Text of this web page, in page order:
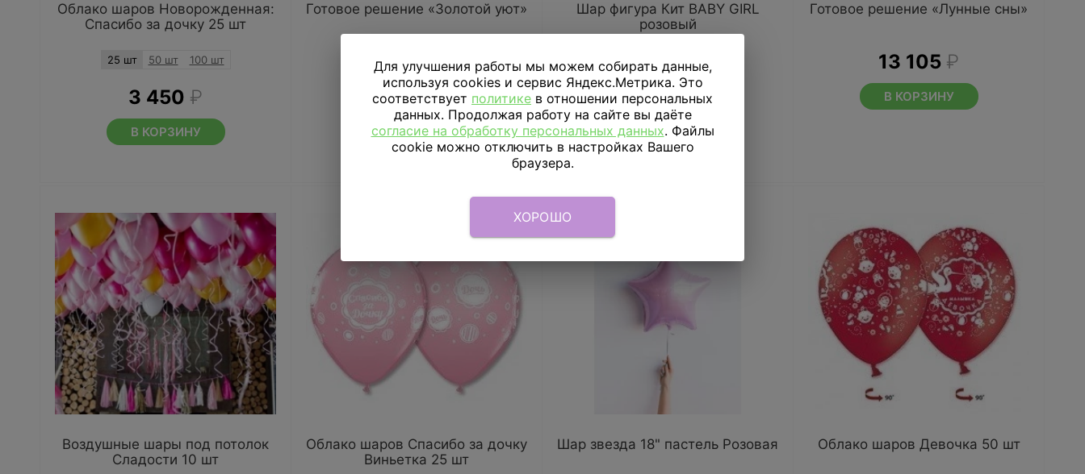
Облако шаров Новорожденная:
Спасибо за дочку 25 шт
25 шт 50 шт 100 шт
3 450 ₽
В КОРЗИНУ
Готовое решение «Золотой уют»
15 720₽
В КОРЗИНУ
Шар фигура Кит BABY GIRL
розовый
995₽
В КОРЗИНУ
Готовое решение «Лунные сны»
13 105 ₽
В КОРЗИНУ
Воздушные шары под потолок
Сладости 10 шт
Облако шаров Спасибо за дочку
Виньетка 25 шт
Шар звезда 18" пастель Розовая Облако шаров Девочка 50 шт
Для улучшения работы мы можем собирать данные,
используя cookies и сервис Яндекс.Метрика. Это
соответствует политике в отношении персональных
данных. Продолжая работу на сайте вы даёте
согласие на обработку персональных данных. Файлы
cookie можно отключить в настройках Вашего
браузера.
ХОРОШО